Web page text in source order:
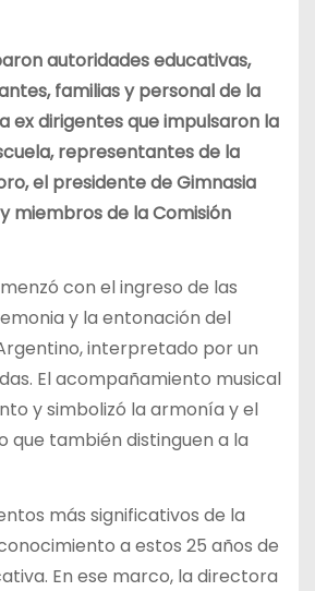
autoridades educativas,
familias y personal de la
ex dirigentes que impulsaron la
representantes de la
el presidente de Gimnasia
miembros de la Comisión
con el ingreso de las
y la entonación del
interpretado por un
El acompañamiento musical
y simbolizó la armonía y el
que también distinguen a la
más significativos de la
a estos 25 años de
En ese marco, la directora